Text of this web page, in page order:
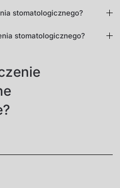
stomatologicznego?
stomatologicznego?